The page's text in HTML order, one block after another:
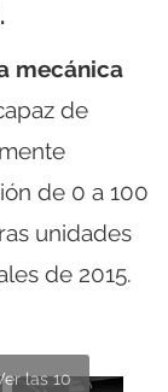
mecánica
de
de 0 a 100
unidades
de 2015.
las 10